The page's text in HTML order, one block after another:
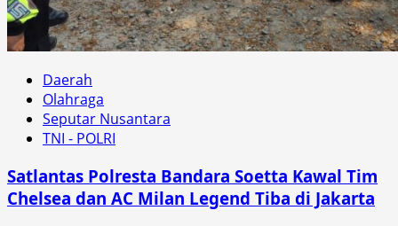
Daerah
Olahraga
Seputar Nusantara
TNI - POLRI
Satlantas Polresta Bandara Soetta Kawal Tim
Chelsea dan AC Milan Legend Tiba di Jakarta